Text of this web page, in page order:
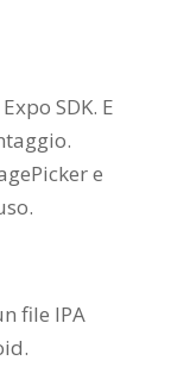
SDK. E
e
file IPA